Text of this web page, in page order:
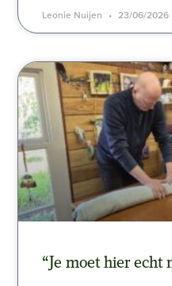
Leonie Nuijen 23/06/2026
“Je moet hier echt